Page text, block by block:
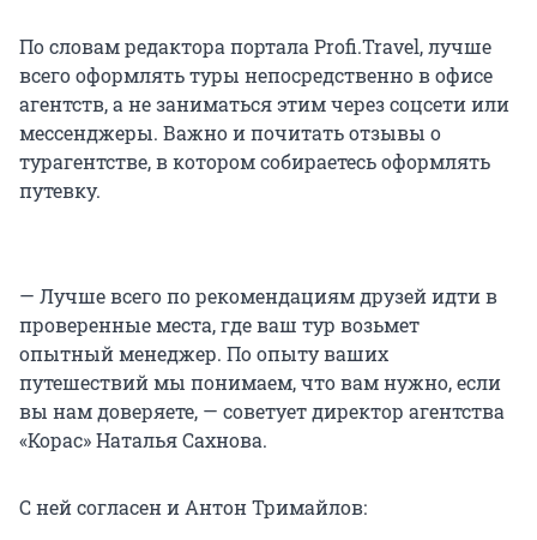
По словам редактора портала Profi.Travel, лучше
всего оформлять туры непосредственно в офисе
агентств, а не заниматься этим через соцсети или
мессенджеры. Важно и почитать отзывы о
турагентстве, в котором собираетесь оформлять
путевку.
— Лучше всего по рекомендациям друзей идти в
проверенные места, где ваш тур возьмет
опытный менеджер. По опыту ваших
путешествий мы понимаем, что вам нужно, если
вы нам доверяете, — советует директор агентства
«Корас» Наталья Сахнова.
С ней согласен и Антон Тримайлов: